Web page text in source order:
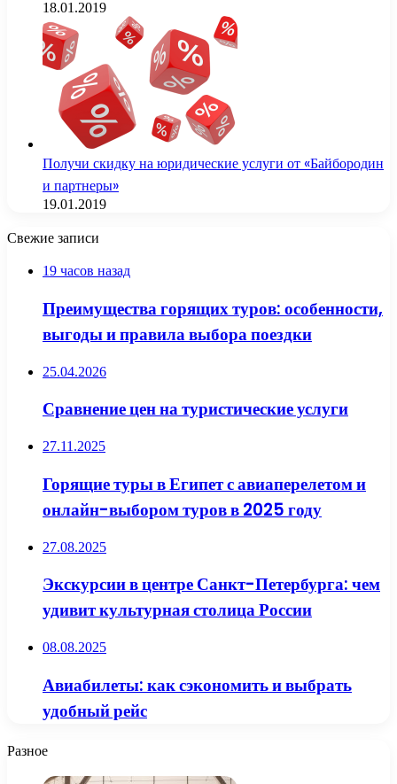
18.01.2019
Получи скидку на юридические услуги от «Байбородин
и партнеры»
19.01.2019
Свежие записи
19 часов назад
Преимущества горящих туров: особенности,
выгоды и правила выбора поездки
25.04.2026
Сравнение цен на туристические услуги
27.11.2025
Горящие туры в Египет с авиаперелетом и
онлайн-выбором туров в 2025 году
27.08.2025
Экскурсии в центре Санкт-Петербурга: чем
удивит культурная столица России
08.08.2025
Авиабилеты: как сэкономить и выбрать
удобный рейс
Разное